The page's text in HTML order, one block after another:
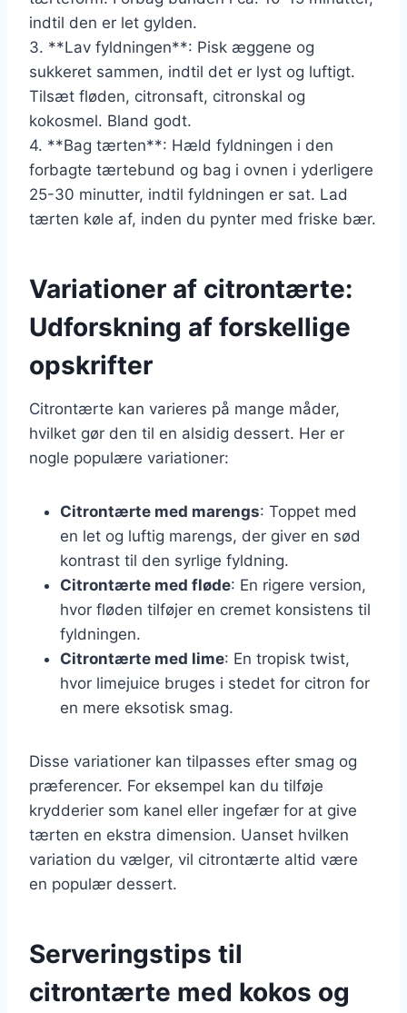
indtil den er let gylden.
3. **Lav fyldningen**: Pisk æggene og
sukkeret sammen, indtil det er lyst og luftigt.
Tilsæt fløden, citronsaft, citronskal og
kokosmel. Bland godt.
4. **Bag tærten**: Hæld fyldningen i den
forbagte tærtebund og bag i ovnen i yderligere
25-30 minutter, indtil fyldningen er sat. Lad
tærten køle af, inden du pynter med friske bær.
Variationer af citrontærte:
Udforskning af forskellige
opskrifter
Citrontærte kan varieres på mange måder,
hvilket gør den til en alsidig dessert. Her er
nogle populære variationer:
Citrontærte med marengs: Toppet med
en let og luftig marengs, der giver en sød
kontrast til den syrlige fyldning.
Citrontærte med fløde: En rigere version,
hvor fløden tilføjer en cremet konsistens til
fyldningen.
Citrontærte med lime: En tropisk twist,
hvor limejuice bruges i stedet for citron for
en mere eksotisk smag.
Disse variationer kan tilpasses efter smag og
præferencer. For eksempel kan du tilføje
krydderier som kanel eller ingefær for at give
tærten en ekstra dimension. Uanset hvilken
variation du vælger, vil citrontærte altid være
en populær dessert.
Serveringstips til
citrontærte med kokos og